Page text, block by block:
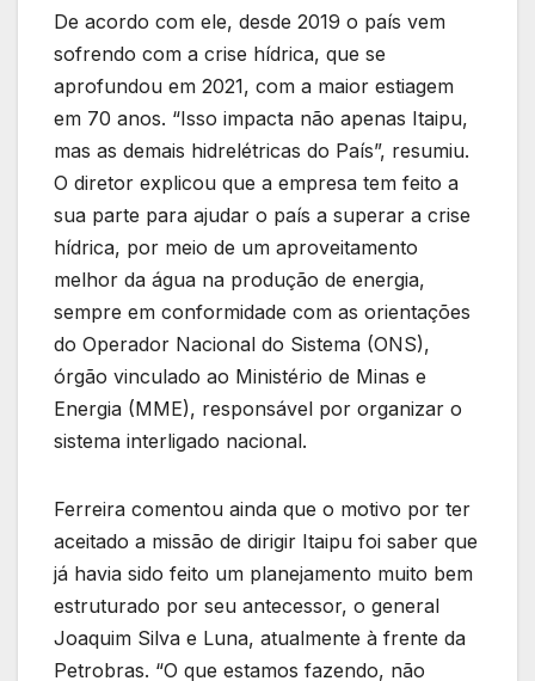
De acordo com ele, desde 2019 o país vem
sofrendo com a crise hídrica, que se
aprofundou em 2021, com a maior estiagem
em 70 anos. “Isso impacta não apenas Itaipu,
mas as demais hidrelétricas do País”, resumiu.
O diretor explicou que a empresa tem feito a
sua parte para ajudar o país a superar a crise
hídrica, por meio de um aproveitamento
melhor da água na produção de energia,
sempre em conformidade com as orientações
do Operador Nacional do Sistema (ONS),
órgão vinculado ao Ministério de Minas e
Energia (MME), responsável por organizar o
sistema interligado nacional.
Ferreira comentou ainda que o motivo por ter
aceitado a missão de dirigir Itaipu foi saber que
já havia sido feito um planejamento muito bem
estruturado por seu antecessor, o general
Joaquim Silva e Luna, atualmente à frente da
Petrobras. “O que estamos fazendo, não